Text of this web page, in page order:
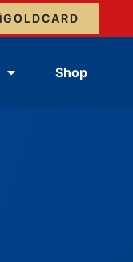
GOLDCARD
Shop